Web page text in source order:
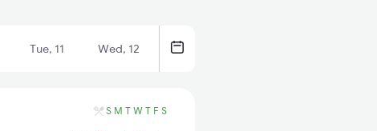
Tue, 11 Wed, 12
S M T W T F S